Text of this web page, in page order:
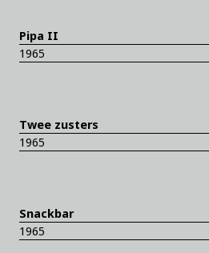
Pipa II
1965
Twee zusters
1965
Snackbar
1965